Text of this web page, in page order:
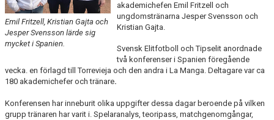
SPONSORER
INTERSPORT
ISSA ISKANDERS MINNESFOND
BÖRJA SPELA FOTBOLL I HUSQVARNA FF
Emil Fritzell, Kristian Gajta och
Jesper Svensson lärde sig
mycket i Spanien.
akademichefen Emil Fritzell och
ungdomstränarna Jesper Svensson och
Kristian Gajta.
Svensk Elitfotboll och Tipselit anordnade
två konferenser i Spanien föregående
vecka. en förlagd till Torrevieja och den andra i La Manga. Deltagare var ca
180 akademichefer och tränare.
Konferensen har inneburit olika uppgifter dessa dagar beroende på vilken
grupp tränaren har varit i. Spelaranalys, teoripass, matchgenomgångar,